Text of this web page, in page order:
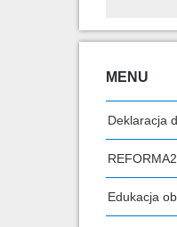
MENU
Deklaracja
Edukacja